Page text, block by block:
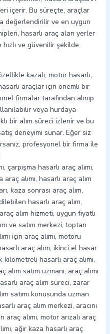
içerir. Bu süreçte, araçlar
değerlendirilir ve en uygun
hasarlı araç alan yerler
ve güvenilir şekilde
kazalı, motor hasarlı,
araçlar için önemli bir
firmalar tarafından alınıp
veya hurdaya
bir alım süreci izlenir ve bu
deneyimi sunar. Eğer siz
profesyonel bir firma ile
çarpışma hasarlı araç alımı,
alımı, hasarlı araç alım
kaza sonrası araç alım,
hasarlı araç alım,
alım hizmeti, uygun fiyatlı
ve satım merkezi, toptan
için araç alımı, motoru
araç alım, ikinci el hasar
kilometreli hasarlı araç alımı,
satım uzmanı, araç alımı
araç alım süreci, zarar
satımı konusunda uzman
araç alım merkezi, aracını
alımı, motor arızalı araç
ağır kaza hasarlı araç